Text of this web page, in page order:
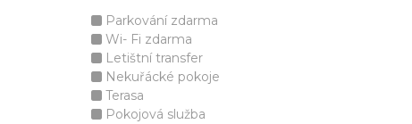
Parkování zdarma
Wi- Fi zdarma
Letištní transfer
Nekuřácké pokoje
Terasa
Pokojová služba